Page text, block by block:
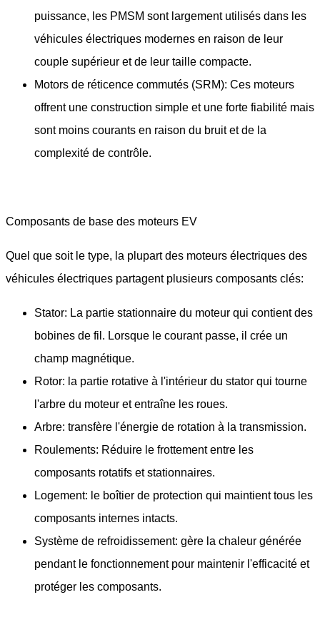
puissance, les PMSM sont largement utilisés dans les
véhicules électriques modernes en raison de leur
couple supérieur et de leur taille compacte.
Motors de réticence commutés (SRM): Ces moteurs
offrent une construction simple et une forte fiabilité mais
sont moins courants en raison du bruit et de la
complexité de contrôle.
Composants de base des moteurs EV
Quel que soit le type, la plupart des moteurs électriques des
véhicules électriques partagent plusieurs composants clés:
Stator: La partie stationnaire du moteur qui contient des
bobines de fil. Lorsque le courant passe, il crée un
champ magnétique.
Rotor: la partie rotative à l'intérieur du stator qui tourne
l'arbre du moteur et entraîne les roues.
Arbre: transfère l'énergie de rotation à la transmission.
Roulements: Réduire le frottement entre les
composants rotatifs et stationnaires.
Logement: le boîtier de protection qui maintient tous les
composants internes intacts.
Système de refroidissement: gère la chaleur générée
pendant le fonctionnement pour maintenir l'efficacité et
protéger les composants.